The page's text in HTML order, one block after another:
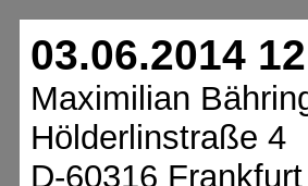
03.06.2014
Maximilian
Hölderlinstraße 4
D-60316